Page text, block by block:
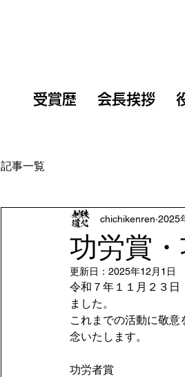
受賞歴 会長挨拶
記事一覧
功労賞
chichikenren 2025
更新日： 2025年12月1日
令和７年１１月２３日
ました。
これまでの活動に敬
念いたします。
功労者賞